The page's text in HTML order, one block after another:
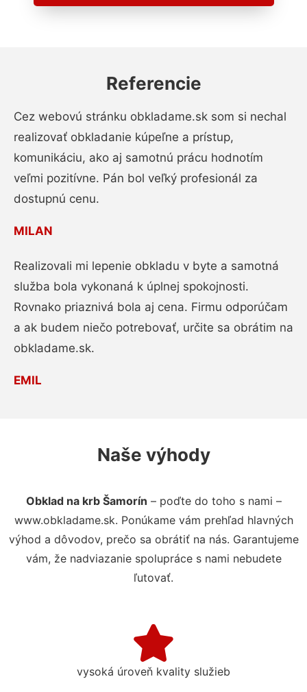
Referencie
Cez webovú stránku obkladame.sk som si nechal
realizovať obkladanie kúpeľne a prístup,
komunikáciu, ako aj samotnú prácu hodnotím
veľmi pozitívne. Pán bol veľký profesionál za
dostupnú cenu.
MILAN
Realizovali mi lepenie obkladu v byte a samotná
služba bola vykonaná k úplnej spokojnosti.
Rovnako priaznivá bola aj cena. Firmu odporúčam
a ak budem niečo potrebovať, určite sa obrátim na
obkladame.sk.
EMIL
Naše výhody
Obklad na krb Šamorín – poďte do toho s nami –
www.obkladame.sk. Ponúkame vám prehľad hlavných
výhod a dôvodov, prečo sa obrátiť na nás. Garantujeme
vám, že nadviazanie spolupráce s nami nebudete
ľutovať.
vysoká úroveň kvality služieb